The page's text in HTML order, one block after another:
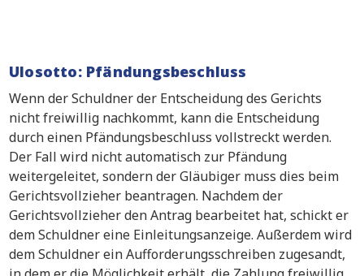
Ulosotto: Pfändungsbeschluss
Wenn der Schuldner der Entscheidung des Gerichts
nicht freiwillig nachkommt, kann die Entscheidung
durch einen Pfändungsbeschluss vollstreckt werden.
Der Fall wird nicht automatisch zur Pfändung
weitergeleitet, sondern der Gläubiger muss dies beim
Gerichtsvollzieher beantragen. Nachdem der
Gerichtsvollzieher den Antrag bearbeitet hat, schickt er
dem Schuldner eine Einleitungsanzeige. Außerdem wird
dem Schuldner ein Aufforderungsschreiben zugesandt,